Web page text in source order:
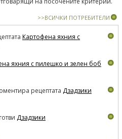
>>ВСИЧКИ ПОТРЕБИТЕЛИ
Картофена яхния с
яхния с пилешко и зелен боб
рецептата Дзадзики
Дзадзики